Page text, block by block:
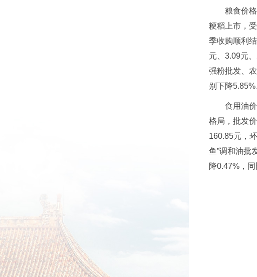
粮食价
粳稻上市，
季收购顺利
元、3.09元
强粉批发、
别下降5.85%
食用油
格局，批发
160.85元，
鱼”调和油批
降0.47%，